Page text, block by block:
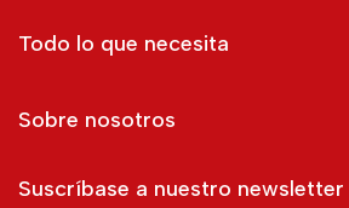
Todo lo que necesita
Sobre nosotros
Suscríbase a nuestro newsletter